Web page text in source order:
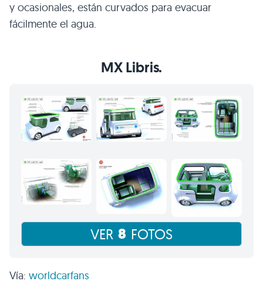
y ocasionales, están curvados para evacuar
fácilmente el agua.
MXLibris.
VER 8 FOTOS
Vía: worldcarfans